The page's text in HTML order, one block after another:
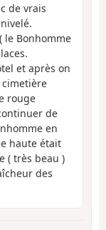
de vrais
le Bonhomme
et après on
rouge
de
en
haute était
( très beau )
des